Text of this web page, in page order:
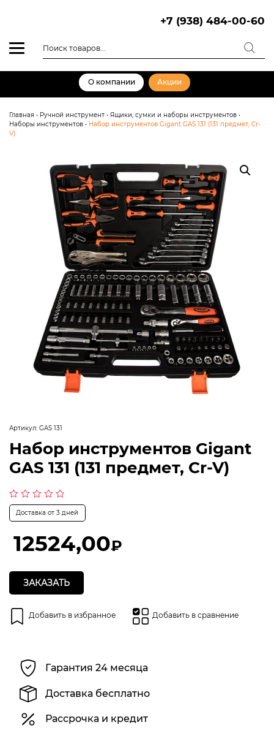
+7 (938) 484-00-60
товаров
О компании Акции
Главная • Ручной инструмент • Ящики, сумки и наборы инструментов •
Наборы инструментов • Набор инструментов Gigant GAS 131 (131 предмет, Cr-
V)
Артикул: GAS 131
Набор инструментов Gigant
GAS 131 (131 предмет, Cr-V)
Оценка
из
Доставка от 3 дней
12524,00₽
ЗАКАЗАТЬ
Добавить в избранное Добавить в сравнение
Гарантия 24 месяца
Доставка бесплатно
Рассрочка и кредит